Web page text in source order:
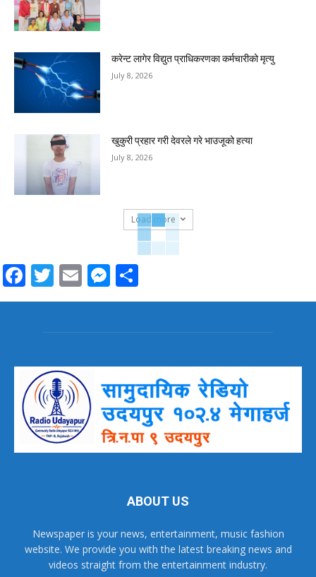
करेन्ट लागेर विद्युत प्राधिकरणका कर्मचारीको मृत्यु
July 8, 2026
खुकुरी प्रहार गरी देवरले गरे भाउजूको हत्या
July 8, 2026
Load more
Facebook
Twitter
EmailMessenger
ABOUT US
Newspaper is your news, entertainment, music fashion
website. We provide you with the latest breaking news and
videos straight from the entertainment industry.